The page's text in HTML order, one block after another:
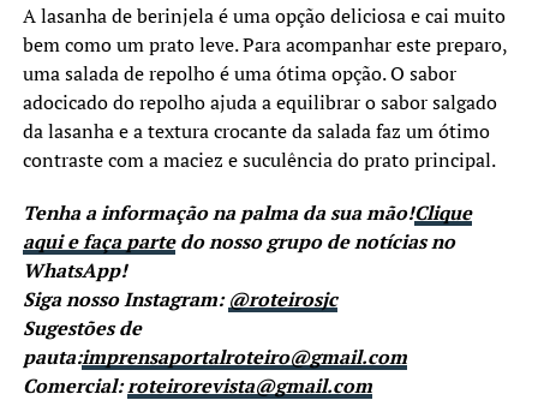
A lasanha de berinjela é uma opção deliciosa e cai muito
bem como um prato leve. Para acompanhar este preparo,
uma salada de repolho é uma ótima opção. O sabor
adocicado do repolho ajuda a equilibrar o sabor salgado
da lasanha e a textura crocante da salada faz um ótimo
contraste com a maciez e suculência do prato principal.
Tenha a informação na palma da sua mão!Clique
aqui e faça partedo nosso grupo de notícias no
WhatsApp!
Siga nosso Instagram:@roteirosjc
Sugestões de
pauta:imprensaportalroteiro@gmail.com
Comercial:roteirorevista@gmail.com